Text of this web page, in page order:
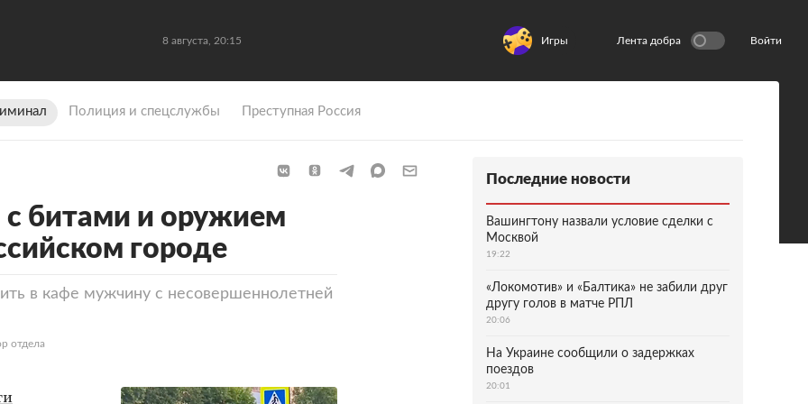
8 августа, 20:15 Игры Лента добра Войти
Полиция и спецслужбы Преступная Россия
с битами и оружием
городе
в кафе мужчину с несовершеннолетней
отдела
Последние новости
Вашингтону назвали условие сделки с
Москвой
19:22
«Локомотив» и «Балтика» не забили друг
другу голов в матче РПЛ
20:06
На Украине сообщили о задержках
поездов
20:01